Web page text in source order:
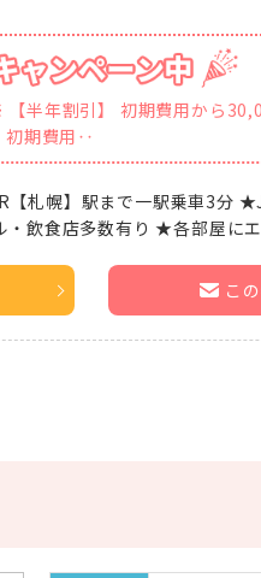
半年割引】 初期費用から
初期費用‥
札幌】駅まで一駅乗車3分
・飲食店多数有り ★各部屋に
こ